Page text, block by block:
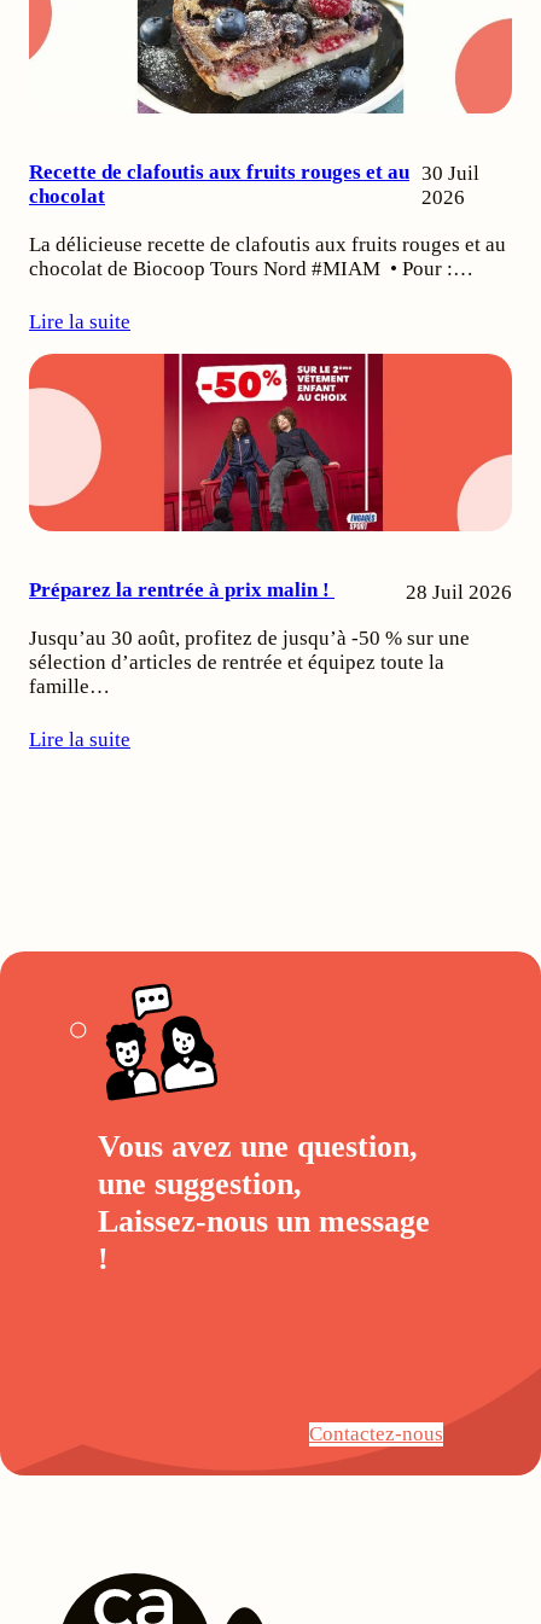
Recette de clafoutis aux fruits rouges et au
chocolat
30 Juil
2026
La délicieuse recette de clafoutis aux fruits rouges et au
chocolat de Biocoop Tours Nord #MIAM • Pour :…
Lire la suite
Préparez la rentrée à prix malin ! 28 Juil 2026
Jusqu’au 30 août, profitez de jusqu’à -50 % sur une
sélection d’articles de rentrée et équipez toute la
famille…
Lire la suite
Vous avez une question,
une suggestion,
Laissez-nous un message
!
Contactez-nous